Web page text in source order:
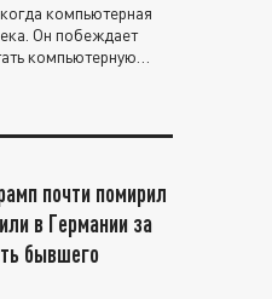
компьютерная
Он побеждает
компьютерную
почти помирил
в Германии за
бывшего